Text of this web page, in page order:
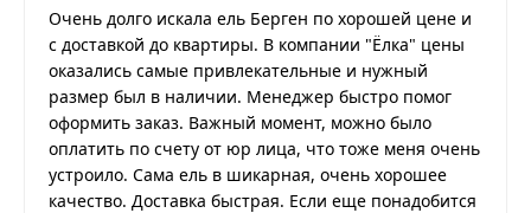
Очень долго искала ель Берген по хорошей цене и
с доставкой до квартиры. В компании "Ёлка" цены
оказались самые привлекательные и нужный
размер был в наличии. Менеджер быстро помог
оформить заказ. Важный момент, можно было
оплатить по счету от юр лица, что тоже меня очень
устроило. Сама ель в шикарная, очень хорошее
качество. Доставка быстрая. Если еще понадобится